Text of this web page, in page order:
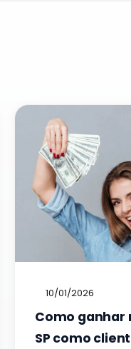
10/01/2026
Como ganhar
SP como